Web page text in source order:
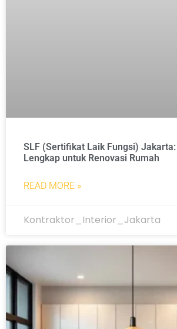
SLF (Sertifikat Laik Fungsi)
Lengkap untuk Renovasi Rumah
READ MORE »
Kontraktor_Interior_Jakarta